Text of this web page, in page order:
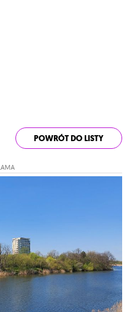
POWRÓT DO LISTY